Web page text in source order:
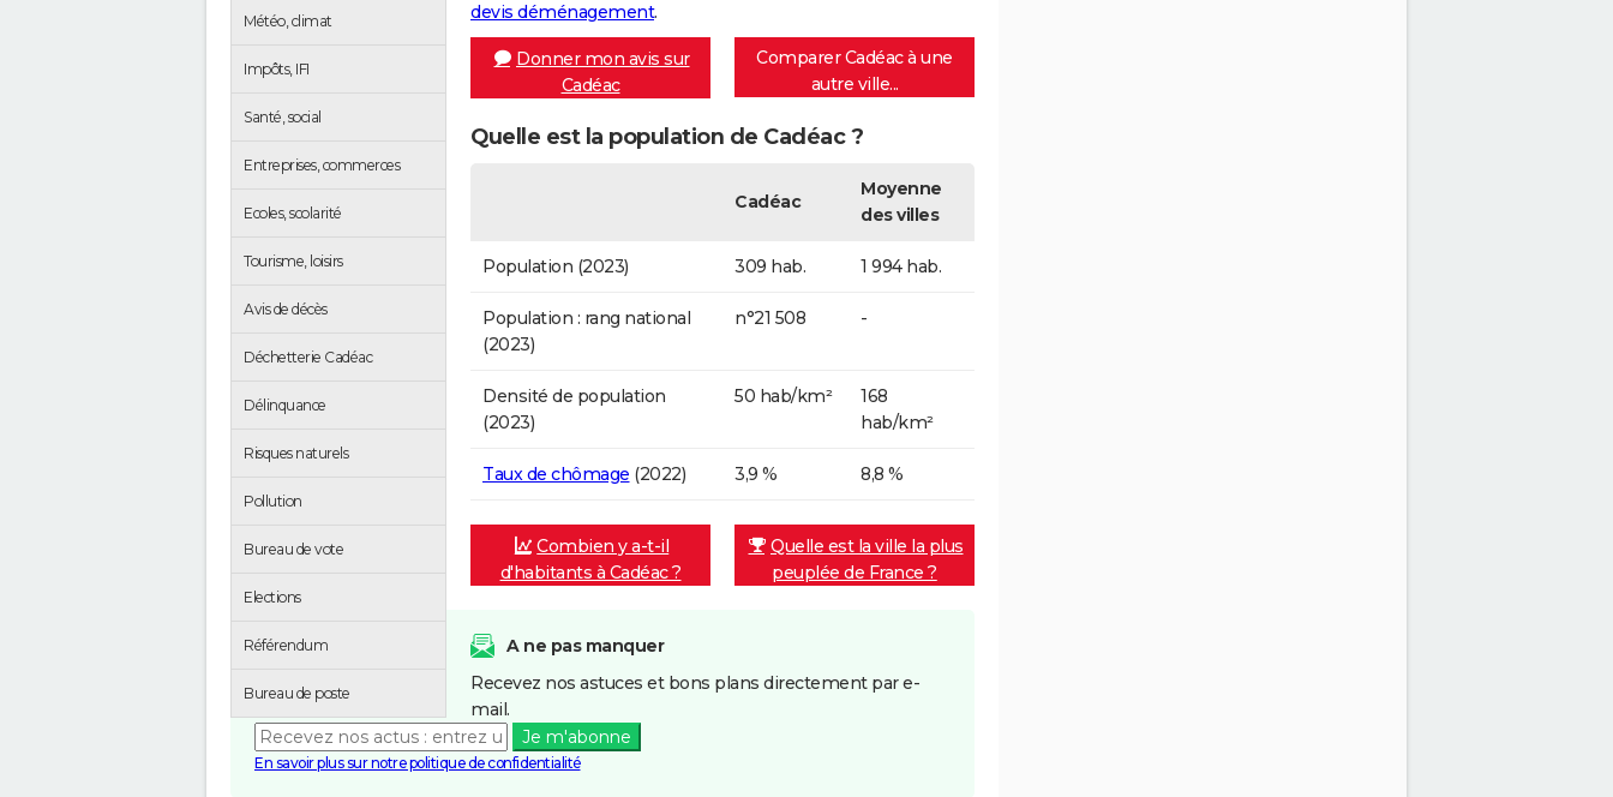
Météo, climat
Impôts, IFI
Santé, social
Entreprises, commerces
Ecoles, scolarité
Tourisme, loisirs
Avis de décès
Déchetterie Cadéac
Délinquance
Risques naturels
Pollution
Bureau de vote
Elections
Référendum
Bureau de poste
devis déménagement.
Donner mon avis sur
Cadéac
Comparer Cadéac à une
autre ville...
Quelle est la population de Cadéac ?
Cadéac
Moyenne
des villes
Population (2023) 309 hab. 1 994 hab.
Population : rang national
(2023)
n°21 508 -
Densité de population
(2023)
50 hab/km²
168
hab/km²
Taux de chômage (2022) 3,9 % 8,8 %
Combien y a-t-il
d'habitants à Cadéac ?
Quelle est la ville la plus
peuplée de France ?
A ne pas manquer
Recevez nos astuces et bons plans directement par e-
mail.
Je m'abonne
En savoir plus sur notre politique de confidentialité